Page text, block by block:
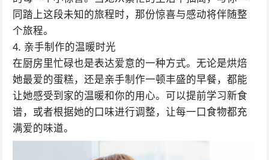
同踏上这段未知的旅程时，那份惊喜与感动将伴随整
个旅程。
4. 亲手制作的温暖时光
在厨房里忙碌也是表达爱意的一种方式。无论是烘焙
她最爱的蛋糕，还是亲手制作一顿丰盛的早餐，都能
让她感受到家的温暖和你的用心。可以提前学习新食
谱，或者根据她的口味进行调整，让每一口食物都充
满爱的味道。